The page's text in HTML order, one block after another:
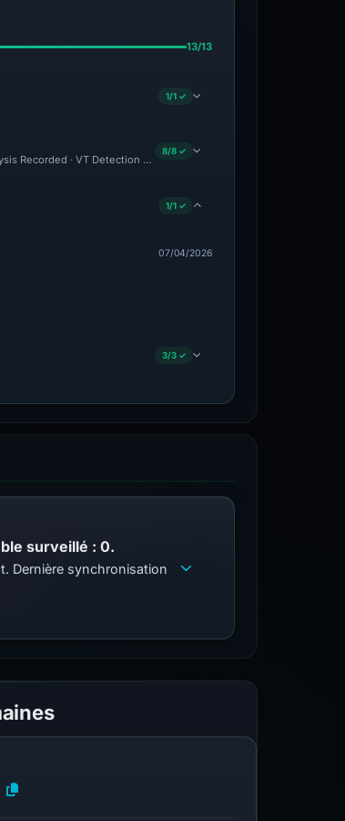
13/13
1/1 ✓
Recorded · VT Detection +8
8/8 ✓
1/1 ✓
07/04/2026
3/3 ✓
surveillé : 0.
Dernière synchronisation